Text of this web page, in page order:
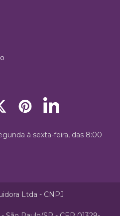
à sexta-feira, das 8:00
Ltda - CNPJ